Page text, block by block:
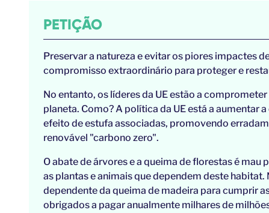
PETIÇÃO
Preservar a natureza e evitar os piores impactes
compromisso extraordinário para proteger e
No entanto, os líderes da UE estão a
planeta. Como? A política da UE está a aumentar
efeito de estufa associadas, promovendo
renovável "carbono zero".
O abate de árvores e a queima de florestas é mau
as plantas e animais que dependem deste
dependente da queima de madeira para cumprir
obrigados a pagar anualmente milhares de